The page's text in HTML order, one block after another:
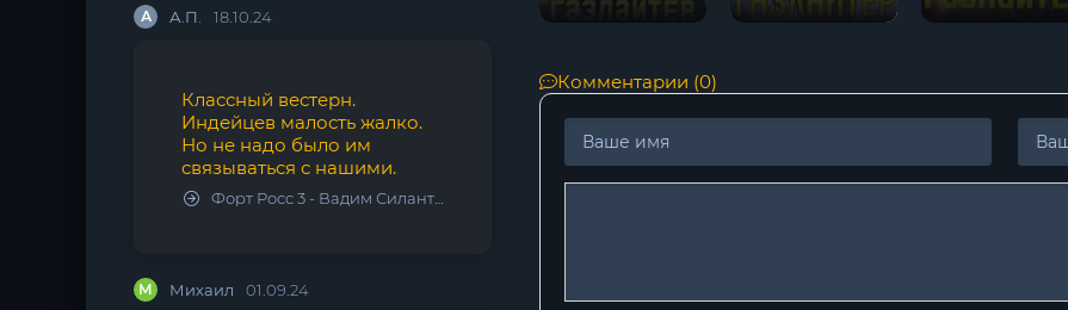
А А.П. 18.10.24
Классный вестерн.
Индейцев малость жалко.
Но не надо было им
связываться с нашими.
Форт Росс 3 - Вадим Силантьев
М Михаил 01.09.24
17
18
Комментарии (0)